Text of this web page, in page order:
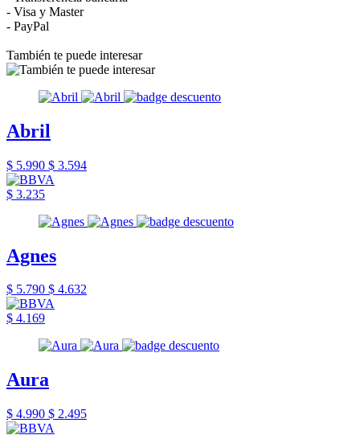
- Visa y Master
- PayPal
También te puede interesar
Abril
$ 5.990 $ 3.594
$ 3.235
Agnes
$ 5.790 $ 4.632
$ 4.169
Aura
$ 4.990 $ 2.495